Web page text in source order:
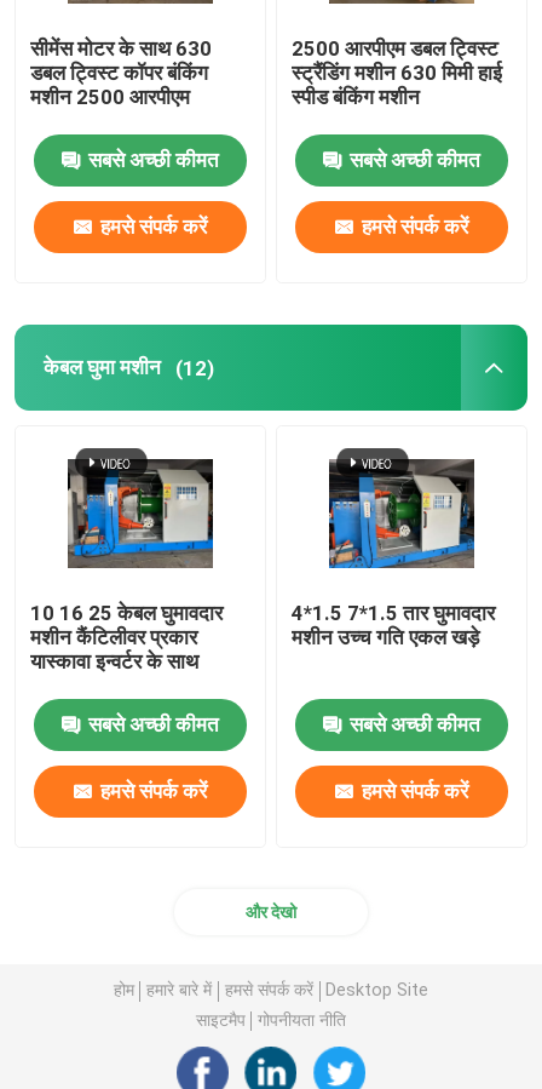
सीमेंस मोटर के साथ 630
डबल ट्विस्ट कॉपर बंकिंग
मशीन 2500 आरपीएम
सबसे अच्छी कीमत
हमसे संपर्क करें
2500 आरपीएम डबल ट्विस्ट
स्ट्रैंडिंग मशीन 630 मिमी हाई
स्पीड बंकिंग मशीन
सबसे अच्छी कीमत
हमसे संपर्क करें
केबल घुमा मशीन (12)
10 16 25 केबल घुमावदार
मशीन कैंटिलीवर प्रकार
यास्कावा इन्वर्टर के साथ
सबसे अच्छी कीमत
हमसे संपर्क करें
4*1.5 7*1.5 तार घुमावदार
मशीन उच्च गति एकल खड़े
सबसे अच्छी कीमत
हमसे संपर्क करें
और देखो
होम हमारे बारे में हमसे संपर्क करें
Desktop Site
साइटमैप
गोपनीयता नीति